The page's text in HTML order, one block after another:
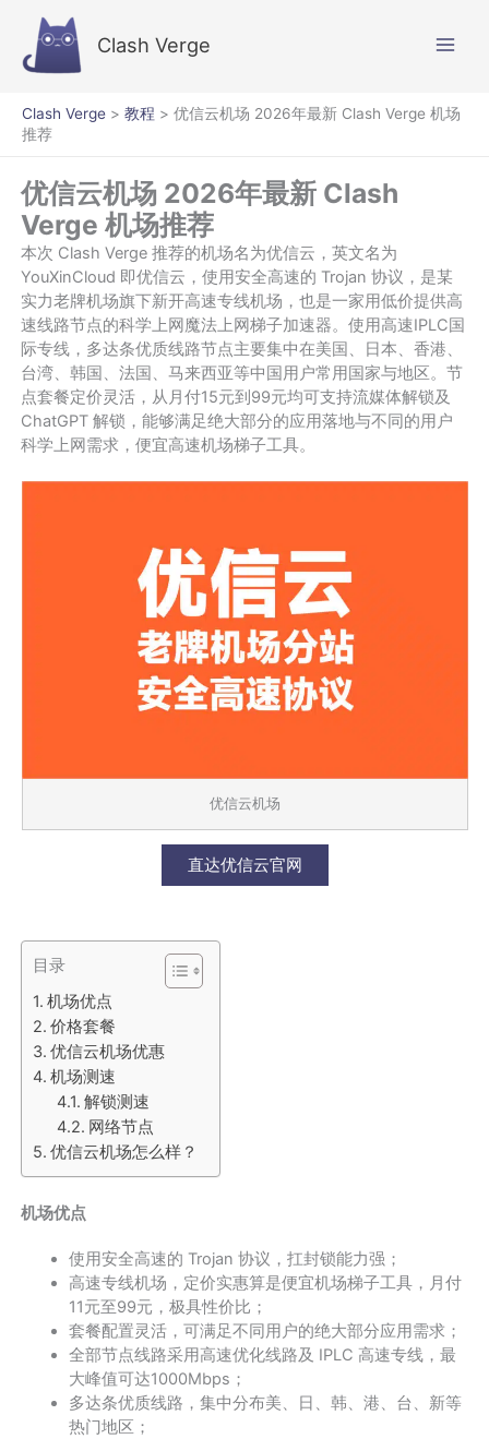
Clash Verge
Clash Verge > 教程 > 优信云机场 2026年最新 Clash Verge 机场
推荐
优信云机场 2026年最新 Clash
Verge 机场推荐
本次 Clash Verge 推荐的机场名为优信云，英文名为
YouXinCloud 即优信云，使用安全高速的 Trojan 协议，是某
实力老牌机场旗下新开高速专线机场，也是一家用低价提供高
速线路节点的科学上网魔法上网梯子加速器。使用高速IPLC国
际专线，多达条优质线路节点主要集中在美国、日本、香港、
台湾、韩国、法国、马来西亚等中国用户常用国家与地区。节
点套餐定价灵活，从月付15元到99元均可支持流媒体解锁及
ChatGPT 解锁，能够满足绝大部分的应用落地与不同的用户
科学上网需求，便宜高速机场梯子工具。
优信云机场
直达优信云官网
目录
机场优点
价格套餐
优信云机场优惠
机场测速
解锁测速
网络节点
优信云机场怎么样？
机场优点
使用安全高速的 Trojan 协议，扛封锁能力强；
高速专线机场，定价实惠算是便宜机场梯子工具，月付
11元至99元，极具性价比；
套餐配置灵活，可满足不同用户的绝大部分应用需求；
全部节点线路采用高速优化线路及 IPLC 高速专线，最
大峰值可达1000Mbps；
多达条优质线路，集中分布美、日、韩、港、台、新等
热门地区；